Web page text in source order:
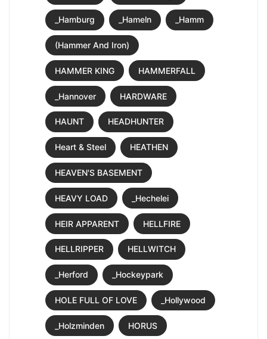
_Hamburg _Hameln _Hamm
(Hammer And Iron)
HAMMER KING HAMMERFALL
_Hannover HARDWARE
HAUNT HEADHUNTER
Heart & Steel HEATHEN
HEAVEN'S BASEMENT
HEAVY LOAD _Hechelei
HEIR APPARENT HELLFIRE
HELLRIPPER HELLWITCH
_Herford _Hockeypark
HOLE FULL OF LOVE _Hollywood
_Holzminden HORUS